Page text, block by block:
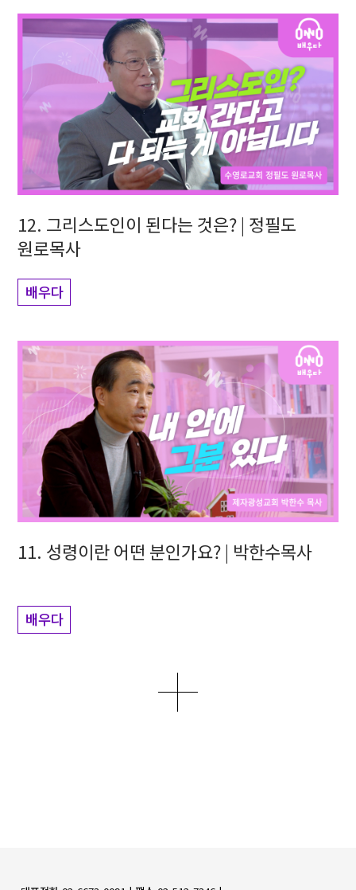
12. 그리스도인이 된다는 것은? | 정필도
원로목사
배우다
11. 성령이란 어떤 분인가요? | 박한수목사
배우다